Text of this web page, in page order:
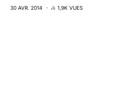
30 AVR. 2014 1,9K VUES